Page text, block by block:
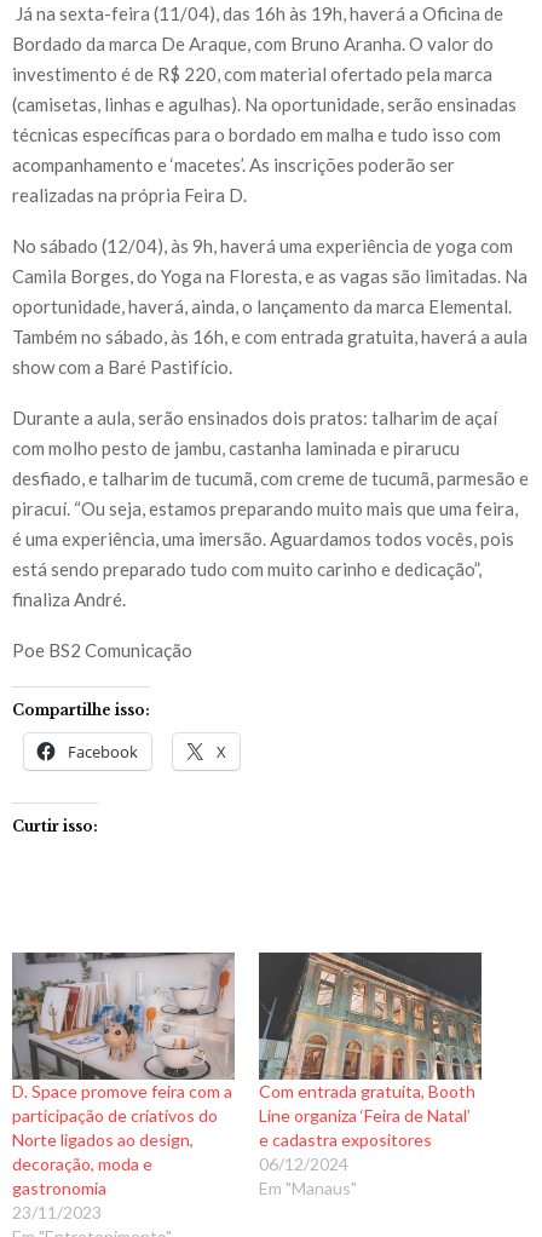
Já na sexta-feira (11/04), das 16h às 19h, haverá a Oficina de
Bordado da marca De Araque, com Bruno Aranha. O valor do
investimento é de R$ 220, com material ofertado pela marca
(camisetas, linhas e agulhas). Na oportunidade, serão ensinadas
técnicas específicas para o bordado em malha e tudo isso com
acompanhamento e ‘macetes’. As inscrições poderão ser
realizadas na própria Feira D.
No sábado (12/04), às 9h, haverá uma experiência de yoga com
Camila Borges, do Yoga na Floresta, e as vagas são limitadas. Na
oportunidade, haverá, ainda, o lançamento da marca Elemental.
Também no sábado, às 16h, e com entrada gratuita, haverá a aula
show com a Baré Pastifício.
Durante a aula, serão ensinados dois pratos: talharim de açaí
com molho pesto de jambu, castanha laminada e pirarucu
desfiado, e talharim de tucumã, com creme de tucumã, parmesão e
piracuí. “Ou seja, estamos preparando muito mais que uma feira,
é uma experiência, uma imersão. Aguardamos todos vocês, pois
está sendo preparado tudo com muito carinho e dedicação”,
finaliza André.
Poe BS2 Comunicação
Compartilhe isso:
Facebook X
Curtir isso:
D. Space promove feira com a
participação de criativos do
Norte ligados ao design,
decoração, moda e
gastronomia
23/11/2023
Com entrada gratuita, Booth
Line organiza ‘Feira de Natal’
e cadastra expositores
06/12/2024
Em "Manaus"